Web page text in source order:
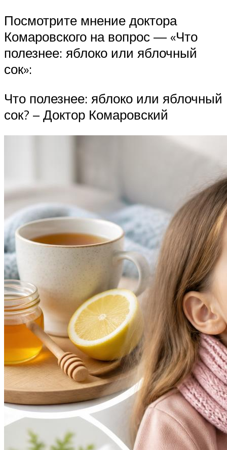
Посмотрите мнение доктора
Комаровского на вопрос — «Что
полезнее: яблоко или яблочный
сок»:
Что полезнее: яблоко или яблочный
сок? – Доктор Комаровский